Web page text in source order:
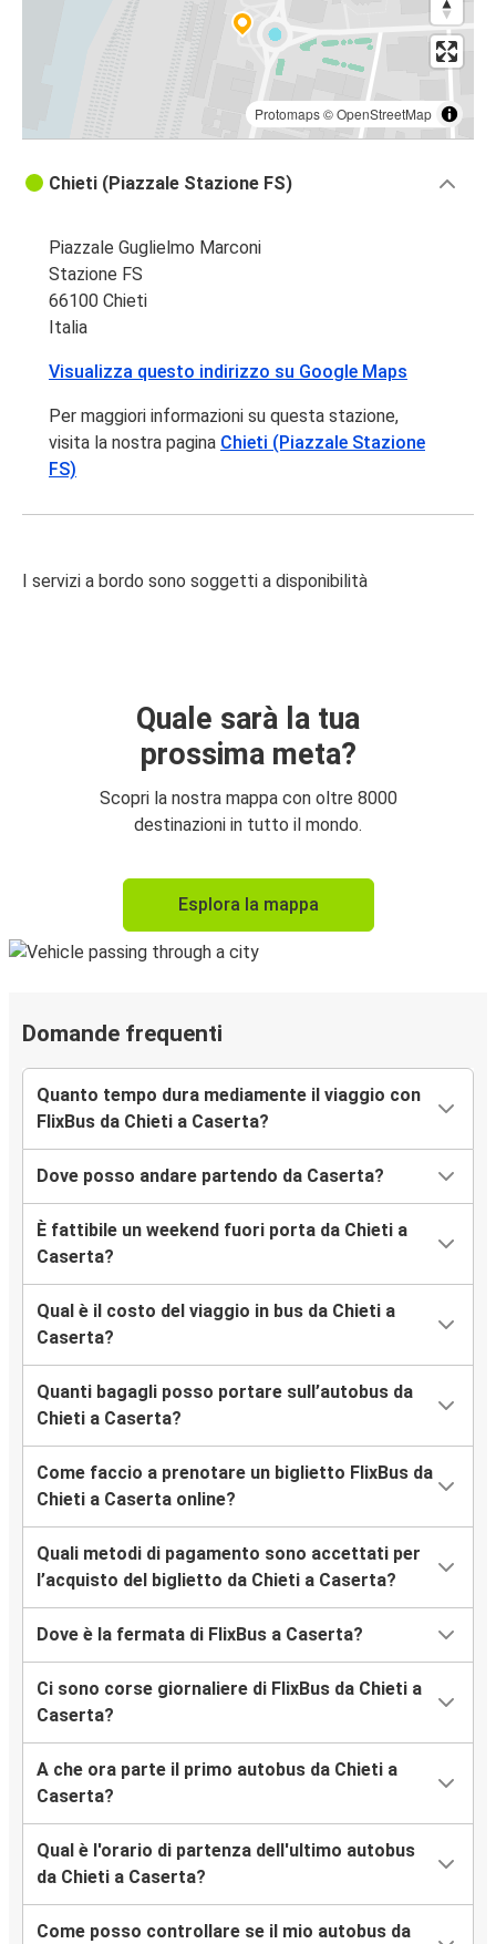
Protomaps©OpenStreetMap
Chieti (Piazzale Stazione FS)
Piazzale Guglielmo Marconi
Stazione FS
66100 Chieti
Italia
Visualizza questo indirizzo su Google Maps
Per maggiori informazioni su questa stazione,
visita la nostra pagina Chieti (Piazzale Stazione
FS)
I servizi a bordo sono soggetti a disponibilità
Quale sarà la tua
prossima meta?
Scopri la nostra mappa con oltre 8000
destinazioni in tutto il mondo.
Esplora la mappa
Domande frequenti
Quanto tempo dura mediamente il viaggio con
FlixBus da Chieti a Caserta?
Dove posso andare partendo da Caserta?
È fattibile un weekend fuori porta da Chieti a
Caserta?
Qual è il costo del viaggio in bus da Chieti a
Caserta?
Quanti bagagli posso portare sull’autobus da
Chieti a Caserta?
Come faccio a prenotare un biglietto FlixBus da
Chieti a Caserta online?
Quali metodi di pagamento sono accettati per
l’acquisto del biglietto da Chieti a Caserta?
Dove è la fermata di FlixBus a Caserta?
Ci sono corse giornaliere di FlixBus da Chieti a
Caserta?
A che ora parte il primo autobus da Chieti a
Caserta?
Qual è l'orario di partenza dell'ultimo autobus
da Chieti a Caserta?
Come posso controllare se il mio autobus da